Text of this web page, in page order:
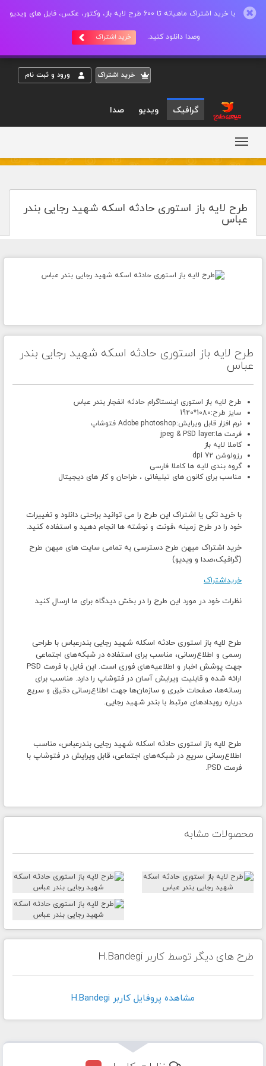
با خرید اشتراک ماهیانه تا 600 طرح لایه باز، وکتور، عکس، فایل های ویدیو
وصدا دانلود کنید. خرید اشتراک
خريد اشتراک ورود و ثبت نام
گرافیک ویدیو صدا
طرح لایه باز استوری حادثه اسکه شهید رجایی بندر
عباس
طرح لایه باز استوری حادثه اسکه شهید رجایی بندر
عباس
طرح لایه باز استوری اینستاگرام حادثه انفجار بندر عباس
سایز طرح:1080*1920
نرم افزار قابل ویرایش:Adobe photoshop فتوشاپ
فرمت ها:jpeg & PSD layer
کاملا لایه باز
رزولوشن 72 dpi
گروه بندی لایه ها کاملا فارسی
مناسب برای کانون های تبلیغاتی ، طراحان و کار های دیجیتال
با خرید تکی یا اشتراک این طرح را می توانید براحتی دانلود و تغییرات
خود را در طرح زمینه ،فونت و نوشته ها انجام دهید و استفاده کنید.
خرید اشتراک میهن طرح دسترسی به تمامی سایت های میهن طرح
(گرافیک،صدا و ویدیو)
خریداشتراک
نظرات خود در مورد این طرح را در بخش دیدگاه برای ما ارسال کنید
طرح لایه باز استوری حادثه اسکله شهید رجایی بندرعباس با طراحی
رسمی و اطلاع‌رسانی، مناسب برای استفاده در شبکه‌های اجتماعی
جهت پوشش اخبار و اطلاعیه‌های فوری است. این فایل با فرمت PSD
ارائه شده و قابلیت ویرایش آسان در فتوشاپ را دارد. مناسب برای
رسانه‌ها، صفحات خبری و سازمان‌ها جهت اطلاع‌رسانی دقیق و سریع
درباره رویدادهای مرتبط با بندر شهید رجایی.
طرح لایه باز استوری حادثه اسکله شهید رجایی بندرعباس، مناسب
اطلاع‌رسانی سریع در شبکه‌های اجتماعی، قابل ویرایش در فتوشاپ با
فرمت PSD.
محصولات مشابه
طرح های دیگر توسط کاربر H.Bandegi
مشاهده پروفايل کاربر H.Bandegi